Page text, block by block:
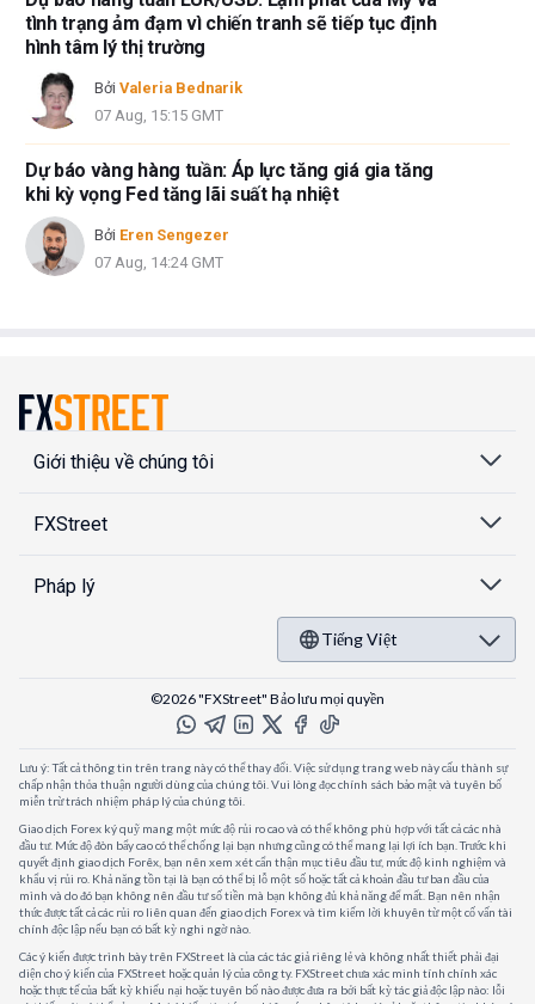
tình trạng ảm đạm vì chiến tranh sẽ tiếp tục định
hình tâm lý thị trường
Bởi Valeria Bednarik
07 Aug, 15:15 GMT
Dự báo vàng hàng tuần: Áp lực tăng giá gia tăng
khi kỳ vọng Fed tăng lãi suất hạ nhiệt
Bởi Eren Sengezer
07 Aug, 14:24 GMT
Giới thiệu về chúng tôi
FXStreet
Pháp lý
Tiếng Việt
©2026 "FXStreet" Bảo lưu mọi quyền
Lưu ý: Tất cả thông tin trên trang này có thể thay đổi. Việc sử dụng trang web này cấu thành sự
chấp nhận thỏa thuận người dùng của chúng tôi. Vui lòng đọc chính sách bảo mật và tuyên bố
miễn trừ trách nhiệm pháp lý của chúng tôi.
Giao dịch Forex ký quỹ mang một mức độ rủi ro cao và có thể không phù hợp với tất cả các nhà
đầu tư. Mức độ đòn bẩy cao có thể chống lại bạn nhưng cũng có thể mang lại lợi ích bạn. Trước khi
quyết định giao dịch Forêx, bạn nên xem xét cẩn thận mục tiêu đầu tư, mức độ kinh nghiệm và
khẩu vị rủi ro. Khả năng tồn tại là bạn có thể bị lỗ một số hoặc tất cả khoản đầu tư ban đầu của
mình và do đó bạn không nên đầu tư số tiền mà bạn không đủ khả năng để mất. Bạn nên nhận
thức được tất cả các rủi ro liên quan đến giao dịch Forex và tìm kiếm lời khuyên từ một cố vấn tài
chính độc lập nếu bạn có bất kỳ nghi ngờ nào.
Các ý kiến được trình bày trên FXStreet là của các tác giả riêng lẻ và không nhất thiết phải đại
diện cho ý kiến của FXStreet hoặc quản lý của công ty. FXStreet chưa xác minh tính chính xác
hoặc thực tế của bất kỳ khiếu nại hoặc tuyên bố nào được đưa ra bởi bất kỳ tác giả độc lập nào: lỗi